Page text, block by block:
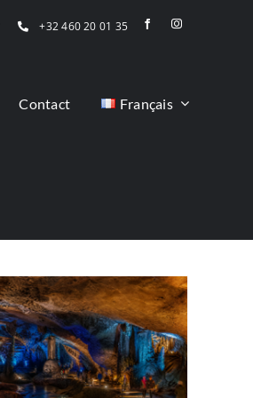
+32 460 20 01 35
Contact Français